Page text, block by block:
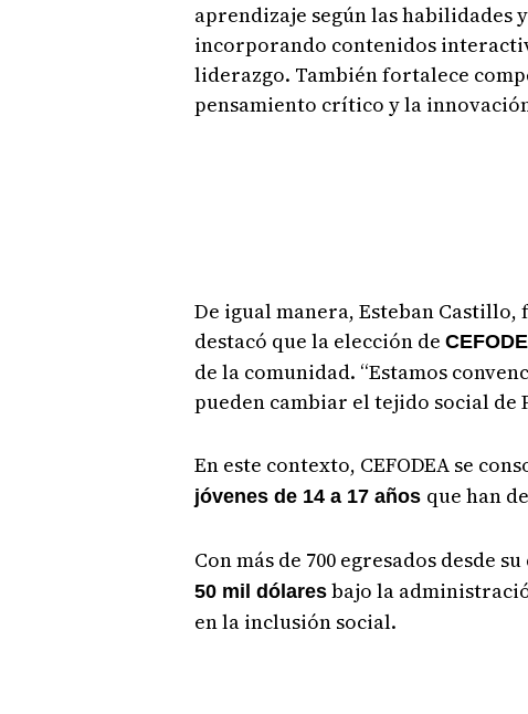
aprendizaje según las habilidades
incorporando contenidos
liderazgo. También fortalece
pensamiento crítico y la
De igual manera, Esteban
destacó que la elección de
de la comunidad. “Estamos
pueden cambiar el tejido social de
En este contexto, CEFODEA se
jóvenes de 14 a 17 años que han
Con más de 700 egresados desde
50 mil dólaresbajo la
en la inclusión social.